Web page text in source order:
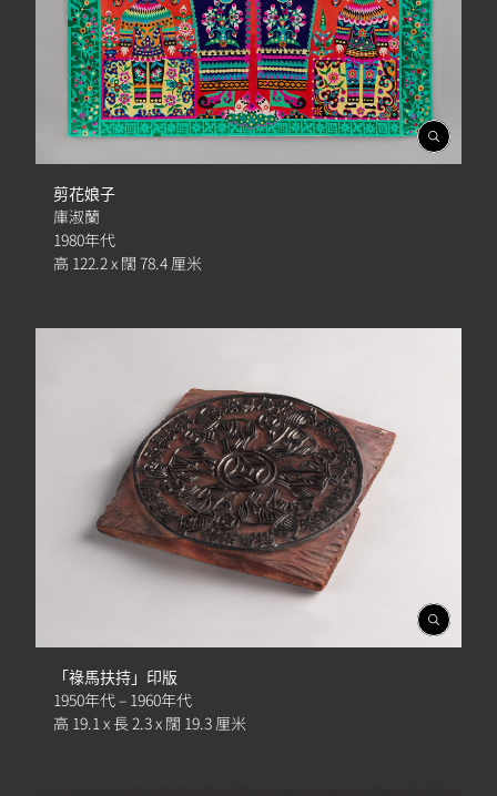
開
啟
剪花娘子
庫淑蘭
1980年代
高 122.2 x 闊 78.4 厘米
開
啟
「祿馬扶持」印版
1950年代 – 1960年代
高 19.1 x 長 2.3 x 闊 19.3 厘米